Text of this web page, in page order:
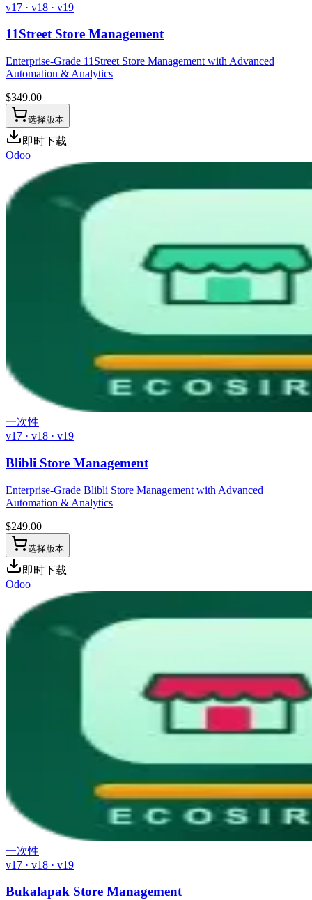
v17 · v18 · v19
11Street Store Management
Enterprise-Grade 11Street Store Management with Advanced
Automation & Analytics
$349.00
选择版本
即时下载
Odoo
一次性
v17 · v18 · v19
Blibli Store Management
Enterprise-Grade Blibli Store Management with Advanced
Automation & Analytics
$249.00
选择版本
即时下载
Odoo
一次性
v17 · v18 · v19
Bukalapak Store Management